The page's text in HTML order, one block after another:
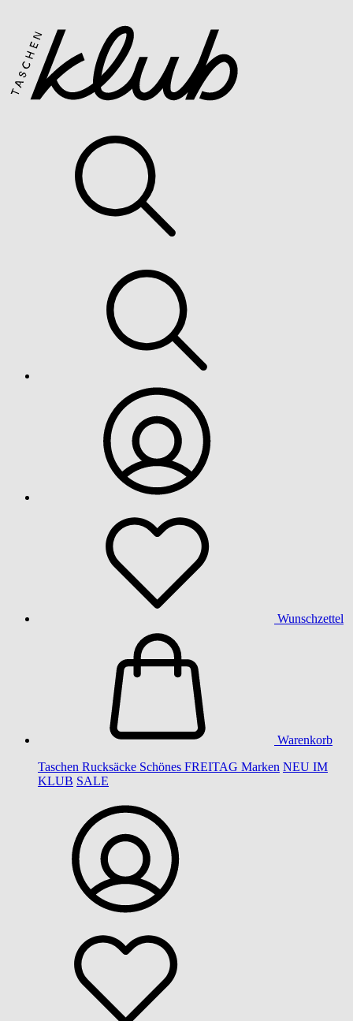
Wunschzettel
Warenkorb
Taschen Rucksäcke Schönes FREITAG Marken NEU IM
KLUB SALE